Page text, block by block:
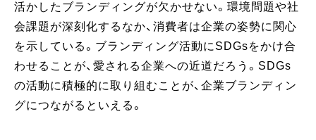
活かしたブランディングが欠かせない。環境問題や社
会課題が深刻化するなか、消費者は企業の姿勢に関心
を示している。ブランディング活動にSDGsをかけ合
わせることが、愛される企業への近道だろう。SDGs
の活動に積極的に取り組むことが、企業ブランディン
グにつながるといえる。